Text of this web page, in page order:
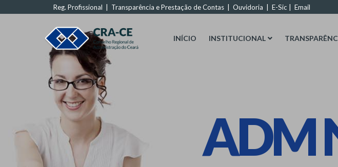
Reg. Profissional Transparência e Prestação de Contas Ouvidoria E-Sic Email
INÍCIO INSTITUCIONAL
ADM